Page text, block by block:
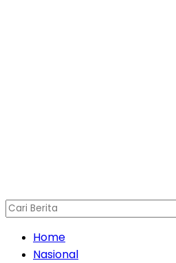
Home
Nasional